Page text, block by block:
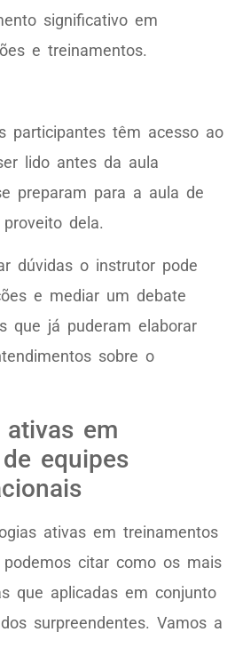
significativo em
e treinamentos.
participantes têm acesso ao
lido antes da aula
preparam para a aula de
dela.
dúvidas o instrutor pode
e mediar um debate
que já puderam elaborar
sobre o
em
equipes
ativas em treinamentos
citar como os mais
que aplicadas em conjunto
surpreendentes. Vamos a